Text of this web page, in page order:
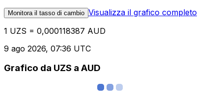
Monitora il tasso di cambio Visualizza il grafico completo
1 UZS = 0,000118387 AUD
9 ago 2026, 07:36 UTC
Grafico da UZS a AUD